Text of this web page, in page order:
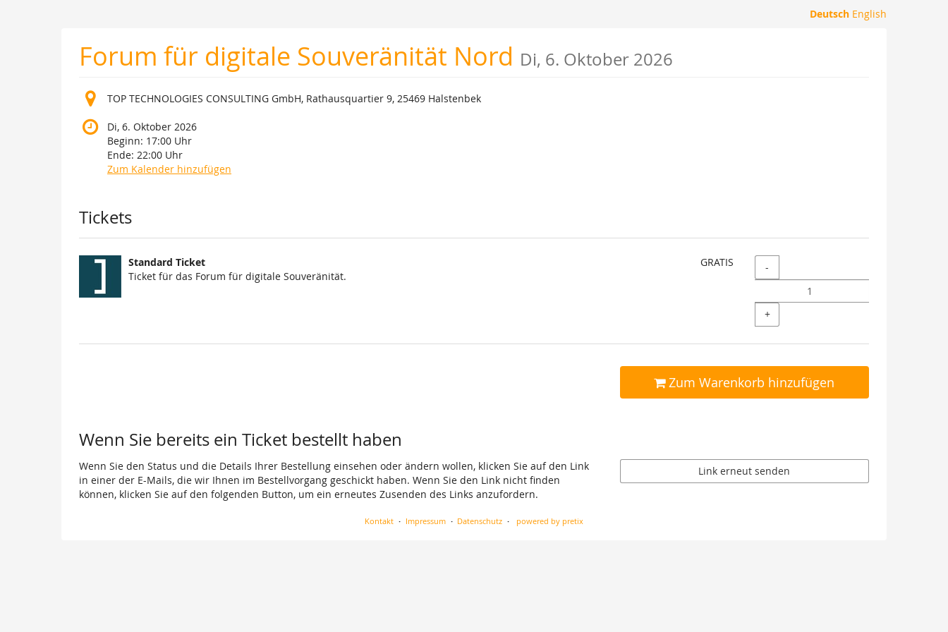
Deutsch English
Forum für digitale Souveränität Nord Di, 6. Oktober 2026
TOP TECHNOLOGIES CONSULTING GmbH, Rathausquartier 9, 25469 Halstenbek
Di, 6. Oktober 2026
Beginn: 17:00 Uhr
Ende: 22:00 Uhr
Zum Kalender hinzufügen
Produkte
Tickets
Standard Ticket
Ticket für das Forum für digitale Souveränität.
GRATIS Menge
-
+
Zum Warenkorb hinzufügen
Wenn Sie bereits ein Ticket bestellt haben
Wenn Sie den Status und die Details Ihrer Bestellung einsehen oder ändern wollen, klicken Sie auf den Link
in einer der E-Mails, die wir Ihnen im Bestellvorgang geschickt haben. Wenn Sie den Link nicht finden
können, klicken Sie auf den folgenden Button, um ein erneutes Zusenden des Links anzufordern.
Link erneut senden
Kontakt Impressum Datenschutz powered by pretix